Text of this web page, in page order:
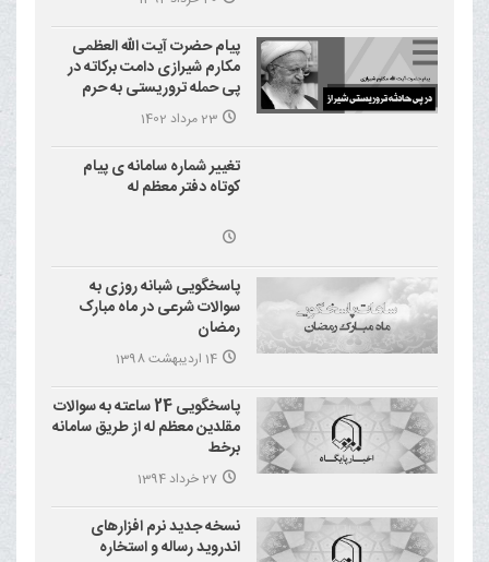
پیام حضرت آیت الله العظمی
مکارم شیرازی دامت برکاته در
پی حمله تروریستی به حرم
احمد بن موسی علیه السلام
(شاهچراغ)
23 مرداد 1402
تغییر شماره سامانه ی پیام
کوتاه دفتر معظم له
پاسخگویی شبانه روزی به
سوالات شرعی در ماه مبارک
رمضان
14 اردیبهشت 1398
پاسخگویی 24 ساعته به سوالات
مقلدین معظم له از طریق سامانه
برخط
27 خرداد 1394
نسخه جدید نرم افزارهای
اندروید رساله و استخاره